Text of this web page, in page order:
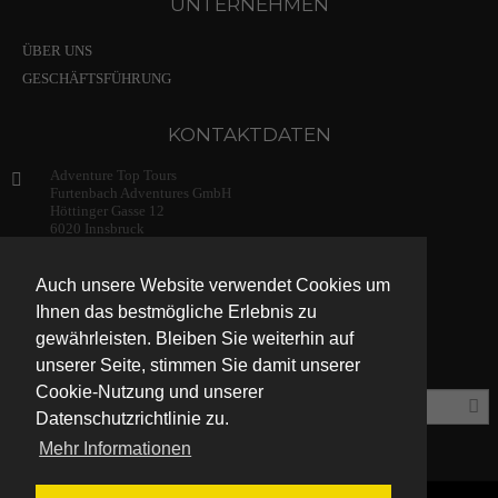
Auch unsere Website verwendet Cookies um
Ihnen das bestmögliche Erlebnis zu
gewährleisten. Bleiben Sie weiterhin auf
unserer Seite, stimmen Sie damit unserer
Cookie-Nutzung und unserer
Datenschutzrichtlinie zu.
Mehr Informationen
ÜBER UNS
GESCHÄFTSFÜHRUNG
KONTAKTDATEN
Adventure Top Tours
Furtenbach Adventures GmbH
Höttinger Gasse 12
6020 Innsbruck
+43 (0) 512 / 204134
info@adventuretoptours.com
Newsletteranmeldung: